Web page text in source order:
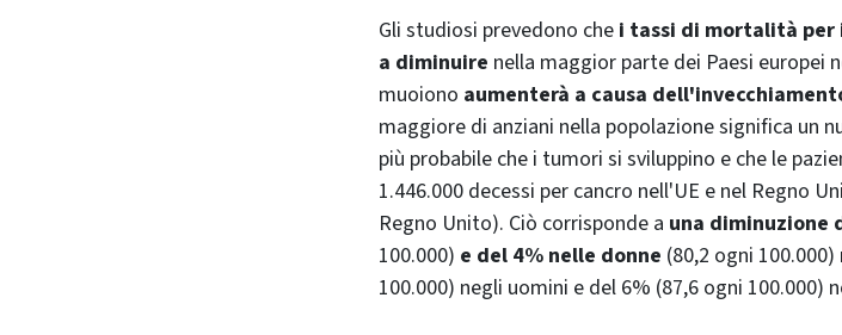
Gli studiosi prevedono che i tassi di mortalità per
a diminuire nella maggior parte dei Paesi europei
muoiono aumenterà a causa
maggiore di anziani nella popolazione significa un
più probabile che i tumori si sviluppino e che le
1.446.000 decessi per cancro nell'UE e nel Regno
Regno Unito). Ciò corrisponde a una diminuzione
100.000) e del 4% nelle donne (80,2 ogni 100.000)
100.000) negli uomini e del 6% (87,6 ogni 100.000)